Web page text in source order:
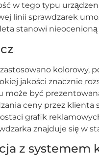
w tego typu
linii sprawdzarek
stanowi
kolorowy,
jakości znacznie
może być
ceny przez
grafik
znajduje się w
z systemem